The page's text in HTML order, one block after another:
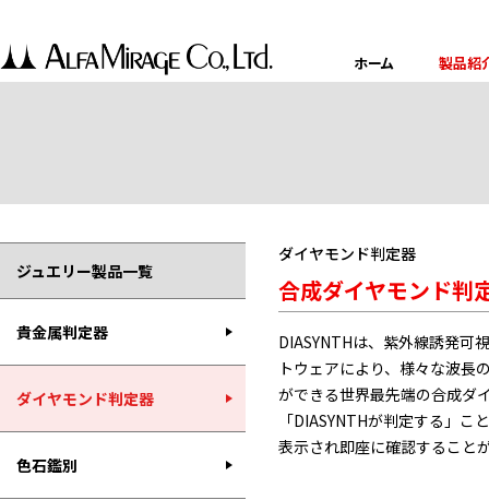
ホーム 製品紹
ジュエリー製品一覧
貴金属判定器
ダイヤモンド判定器
色石鑑別
ダイヤモンド判定器
合成ダイヤモンド判
DIASYNTHは、紫外線誘発可
トウェアにより、様々な波長
ができる世界最先端の合成ダ
「DIASYNTHが判定する」
表示され即座に確認すること